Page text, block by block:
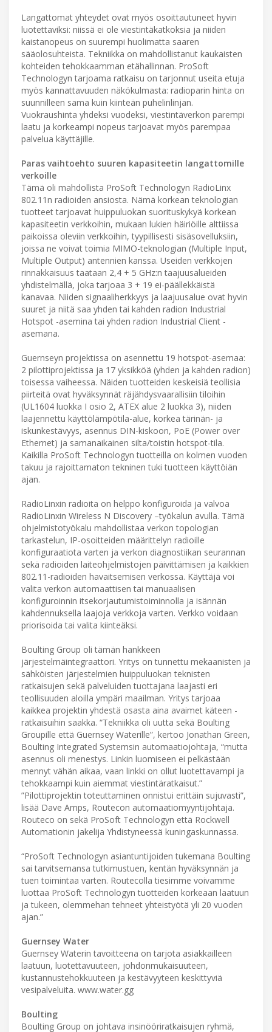
Langattomat yhteydet ovat myös osoittautuneet hyvin
luotettaviksi: niissä ei ole viestintäkatkoksia ja niiden
kaistanopeus on suurempi huolimatta saaren
sääolosuhteista. Tekniikka on mahdollistanut kaukaisten
kohteiden tehokkaamman etähallinnan. ProSoft
Technologyn tarjoama ratkaisu on tarjonnut useita etuja
myös kannattavuuden näkökulmasta: radioparin hinta on
suunnilleen sama kuin kiinteän puhelinlinjan.
Vuokraushinta yhdeksi vuodeksi, viestintäverkon parempi
laatu ja korkeampi nopeus tarjoavat myös parempaa
palvelua käyttäjille.
Paras vaihtoehto suuren kapasiteetin langattomille
verkoille
Tämä oli mahdollista ProSoft Technologyn RadioLinx
802.11n radioiden ansiosta. Nämä korkean teknologian
tuotteet tarjoavat huippuluokan suorituskykyä korkean
kapasiteetin verkkoihin, mukaan lukien häiriöille alttiissa
paikoissa oleviin verkkoihin, tyypillisesti sisäsovelluksiin,
joissa ne voivat toimia MIMO-teknologian (Multiple Input,
Multiple Output) antennien kanssa. Useiden verkkojen
rinnakkaisuus taataan 2,4 + 5 GHz:n taajuusalueiden
yhdistelmällä, joka tarjoaa 3 + 19 ei-päällekkäistä
kanavaa. Niiden signaaliherkkyys ja laajuusalue ovat hyvin
suuret ja niitä saa yhden tai kahden radion Industrial
Hotspot -asemina tai yhden radion Industrial Client -
asemana.
Guernseyn projektissa on asennettu 19 hotspot-asemaa:
2 pilottiprojektissa ja 17 yksikköä (yhden ja kahden radion)
toisessa vaiheessa. Näiden tuotteiden keskeisiä teollisia
piirteitä ovat hyväksynnät räjähdysvaarallisiin tiloihin
(UL1604 luokka I osio 2, ATEX alue 2 luokka 3), niiden
laajennettu käyttölämpötila-alue, korkea tärinän- ja
iskunkestävyys, asennus DIN-kiskoon, PoE (Power over
Ethernet) ja samanaikainen silta/toistin hotspot-tila.
Kaikilla ProSoft Technologyn tuotteilla on kolmen vuoden
takuu ja rajoittamaton tekninen tuki tuotteen käyttöiän
ajan.
RadioLinxin radioita on helppo konfiguroida ja valvoa
RadioLinxin Wireless N Discovery –työkalun avulla. Tämä
ohjelmistotyökalu mahdollistaa verkon topologian
tarkastelun, IP-osoitteiden määrittelyn radioille
konfiguraatiota varten ja verkon diagnostiikan seurannan
sekä radioiden laiteohjelmistojen päivittämisen ja kaikkien
802.11-radioiden havaitsemisen verkossa. Käyttäjä voi
valita verkon automaattisen tai manuaalisen
konfiguroinnin itsekorjautumistoiminnolla ja isännän
kahdennuksella laajoja verkkoja varten. Verkko voidaan
priorisoida tai valita kiinteäksi.
Boulting Group oli tämän hankkeen
järjestelmäintegraattori. Yritys on tunnettu mekaanisten ja
sähköisten järjestelmien huippuluokan teknisten
ratkaisujen sekä palveluiden tuottajana laajasti eri
teollisuuden aloilla ympäri maailman. Yritys tarjoaa
kaikkea projektin yhdestä osasta aina avaimet käteen -
ratkaisuihin saakka. “Tekniikka oli uutta sekä Boulting
Groupille että Guernsey Waterille”, kertoo Jonathan Green,
Boulting Integrated Systemsin automaatiojohtaja, “mutta
asennus oli menestys. Linkin luomiseen ei pelkästään
mennyt vähän aikaa, vaan linkki on ollut luotettavampi ja
tehokkaampi kuin aiemmat viestintäratkaisut.”
”Pilottiprojektin toteuttaminen onnistui erittäin sujuvasti”,
lisää Dave Amps, Routecon automaatiomyyntijohtaja.
Routeco on sekä ProSoft Technologyn että Rockwell
Automationin jakelija Yhdistyneessä kuningaskunnassa.
“ProSoft Technologyn asiantuntijoiden tukemana Boulting
sai tarvitsemansa tutkimustuen, kentän hyväksynnän ja
tuen toimintaa varten. Routecolla tiesimme voivamme
luottaa ProSoft Technologyn tuotteiden korkeaan laatuun
ja tukeen, olemmehan tehneet yhteistyötä yli 20 vuoden
ajan.”
Guernsey Water
Guernsey Waterin tavoitteena on tarjota asiakkailleen
laatuun, luotettavuuteen, johdonmukaisuuteen,
kustannustehokkuuteen ja kestävyyteen keskittyviä
vesipalveluita. www.water.gg
Boulting
Boulting Group on johtava insinööriratkaisujen ryhmä,